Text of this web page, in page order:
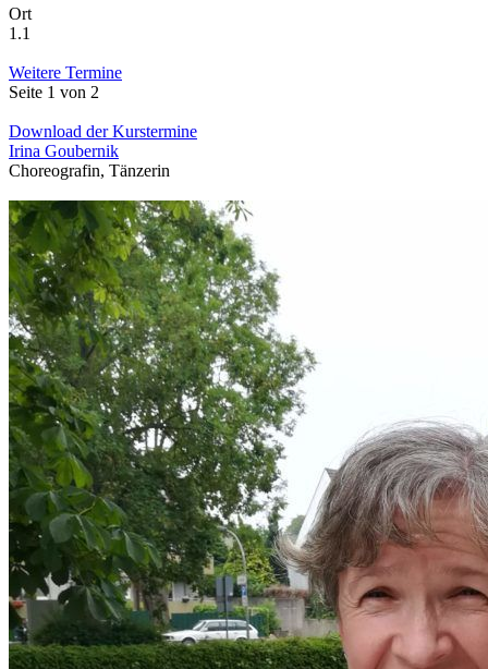
Ort
1.1
Weitere Termine
Seite 1 von 2
Download der Kurstermine
Irina Goubernik
Choreografin, Tänzerin